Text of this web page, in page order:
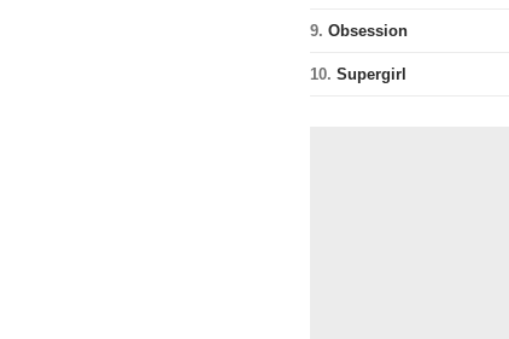
9. Obsession
10. Supergirl